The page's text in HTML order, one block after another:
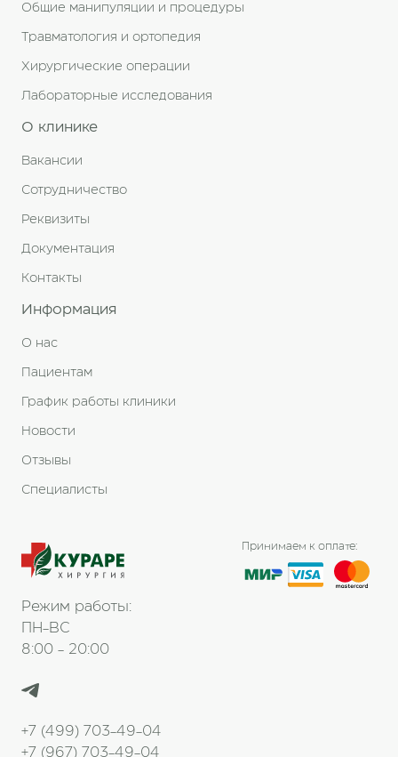
Режим работы:
ПН-ВС
8:00 - 20:00
+7 (499) 703-49-04
+7 (967) 703-49-04
Принимаем к оплате:
Информация
О нас
Пациентам
График работы клиники
Новости
Отзывы
Специалисты
О клинике
Вакансии
Сотрудничество
Реквизиты
Документация
Контакты
Общие манипуляции и процедуры
Травматология и ортопедия
Хирургические операции
Лабораторные исследования